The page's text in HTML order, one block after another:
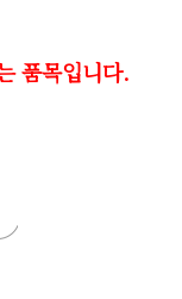
품목입니다.